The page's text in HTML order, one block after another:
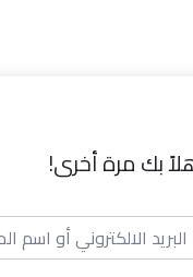
بك مرة أخرى!